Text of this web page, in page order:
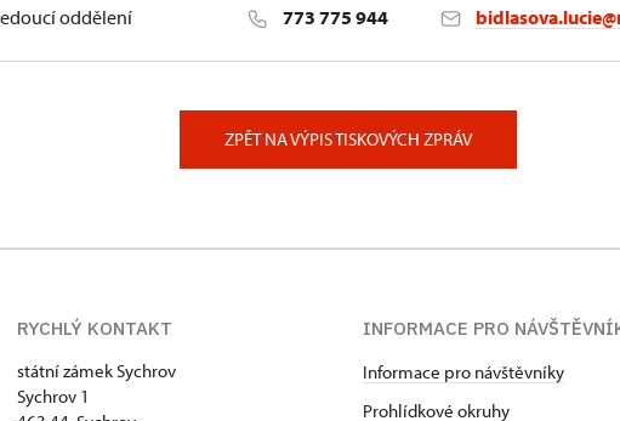
oddělení 773 775 944
ZPĚT NA VÝPIS TISKOVÝCH ZPRÁV
RYCHLÝ KONTAKT
státní zámek Sychrov
Sychrov 1
INFORMACE PRO
Informace pro návštěvníky
Prohlídkové okruhy